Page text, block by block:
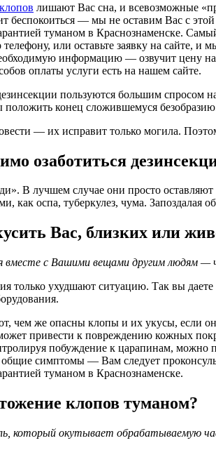
клопов лишают Вас сна, и всевозможные
беспокоиться — мы не оставим Вас с
туманом в Краснознаменске.
или оставьте заявку на сайте,
информацию — озвучит цену на
оплаты услуги есть на нашем сайте.
пользуются большим спросом
конец сложившемуся
— их исправит только могила.
озаботиться
В лучшем случае они просто
как оспа, туберкулез, чума.
Вас, близких или
вместе с Вашими вещами другим людям —
только ухудшают ситуацию. Так вы
чем же опасны клопы и их укусы, если
привести к повреждению кожных
побуждение к царапинам, можно
симптомы — Вам следует
туманом в Краснознаменске.
клопов туманом?
который окутывает обрабатываемую